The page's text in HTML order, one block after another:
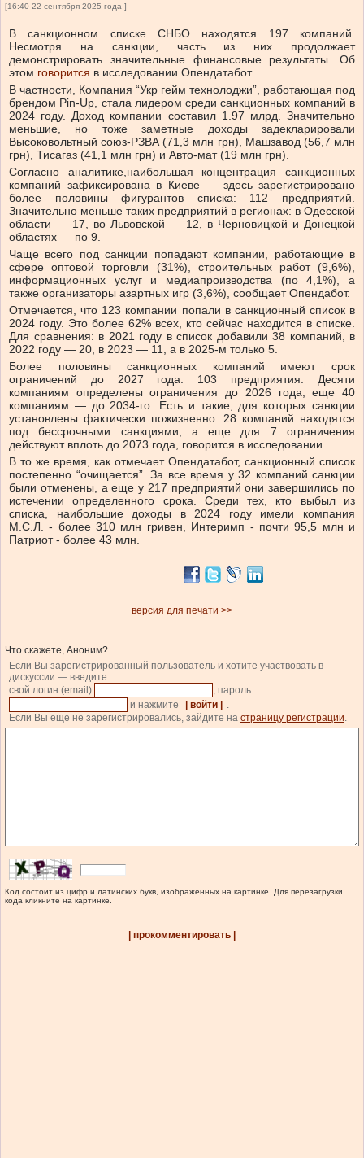
[16:40 22 сентября 2025 года ]
В санкционном списке СНБО находятся 197 компаний.
Несмотря на санкции, часть из них продолжает
демонстрировать значительные финансовые результаты.
Об
этом говорится в исследовании Опендатабот.
В частности, Компания “Укр гейм технолоджи”, работающая под
брендом Pin-Up, стала лидером среди санкционных компаний в
2024 году. Доход компании составил 1.97 млрд. Значительно
меньшие, но тоже заметные доходы задекларировали
Высоковольтный союз-РЗВА (71,3 млн грн), Машзавод (56,7 млн
грн), Тисагаз (41,1 млн грн) и Авто-мат (19 млн грн).
Согласно аналитике,наибольшая концентрация санкционных
компаний зафиксирована в Киеве — здесь зарегистрировано
более половины фигурантов списка: 112 предприятий.
Значительно меньше таких предприятий в регионах: в Одесской
области — 17, во Львовской — 12, в Черновицкой и Донецкой
областях — по 9.
Чаще всего под санкции попадают компании, работающие в
сфере оптовой торговли (31%), строительных работ (9,6%),
информационных услуг и медиапроизводства (по 4,1%), а
также организаторы азартных игр (3,6%), сообщает Опендабот.
Отмечается, что 123 компании попали в санкционный список в
2024 году. Это более 62% всех, кто сейчас находится в списке.
Для сравнения: в 2021 году в список добавили 38 компаний, в
2022 году — 20, в 2023 — 11, а в 2025-м только 5.
Более половины санкционных компаний имеют срок
ограничений до 2027 года: 103 предприятия. Десяти
компаниям определены ограничения до 2026 года, еще 40
компаниям — до 2034-го. Есть и такие, для которых санкции
установлены фактически пожизненно: 28 компаний находятся
под бессрочными санкциями, а еще для 7 ограничения
действуют вплоть до 2073 года, говорится в исследовании.
В то же время, как отмечает Опендатабот, санкционный список
постепенно “очищается”. За все время у 32 компаний санкции
были отменены, а еще у 217 предприятий они завершились по
истечении определенного срока. Среди тех, кто выбыл из
списка, наибольшие доходы в 2024 году имели компания
М.С.Л.- более 310 млн гривен, Интеримп - почти 95,5 млн и
Патриот - более 43 млн.
версия для печати >>
Что скажете, Аноним?
Если Вы зарегистрированный пользователь и хотите участвовать в
дискуссии — введите
свой логин (email)
, пароль
и нажмите
| войти |
.
Если Вы еще не зарегистрировались, зайдите на страницу регистрации.
Код состоит из цифр и латинских букв, изображенных на картинке. Для перезагрузки
кода кликните на картинке.
| прокомментировать |